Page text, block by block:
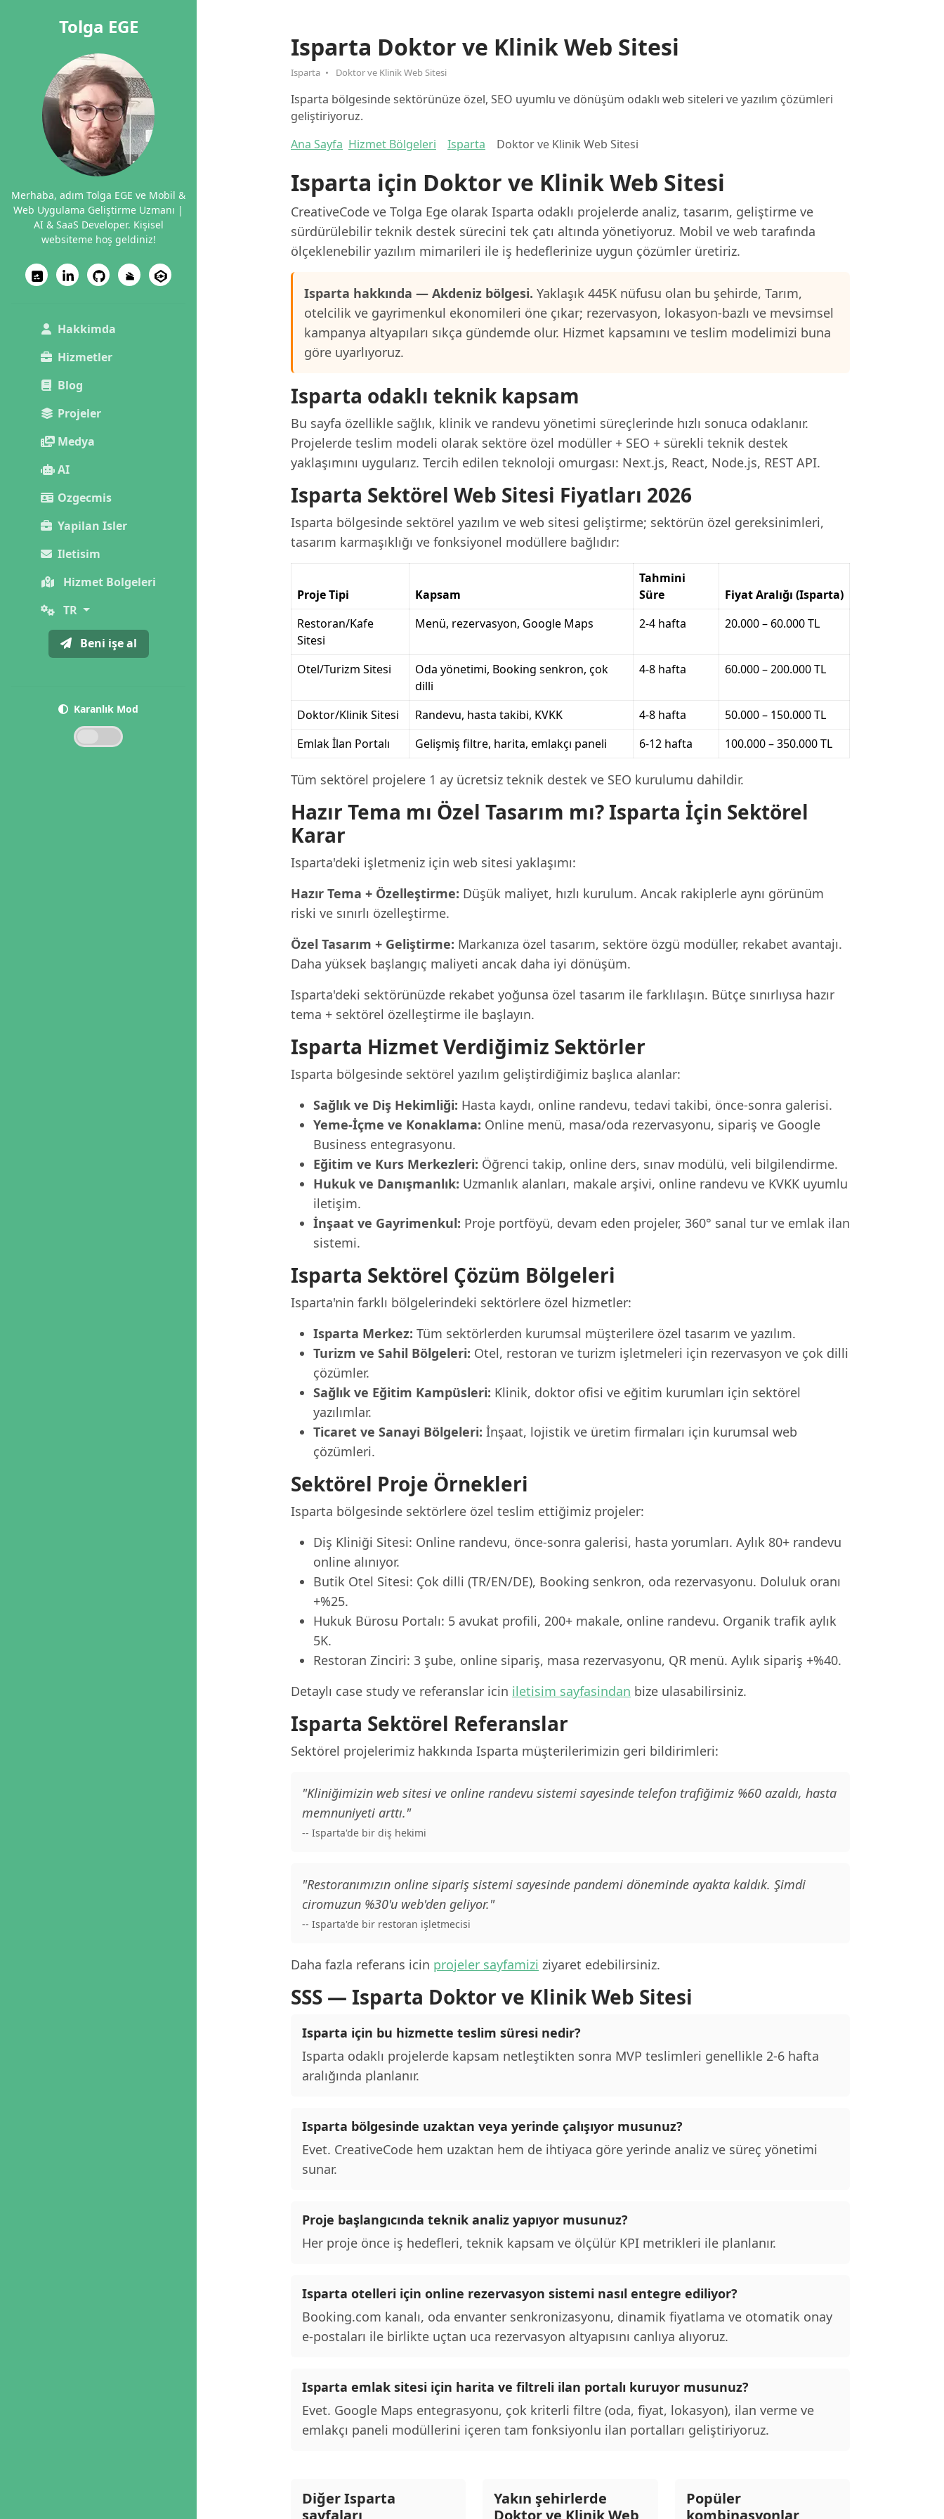
Tolga EGE
Merhaba, adım Tolga EGE ve Mobil &
Web Uygulama Geliştirme Uzmanı |
AI & SaaS Developer. Kişisel
websiteme hoş geldiniz!
Hakkimda
Hizmetler
Blog
Projeler
Medya
AI
Ozgecmis
Yapilan Isler
Iletisim
Hizmet Bolgeleri
TR
Beni işe al
Karanlık Mod
Isparta Doktor ve Klinik Web Sitesi
Isparta Doktor ve Klinik Web Sitesi
Isparta bölgesinde sektörünüze özel, SEO uyumlu ve dönüşüm odaklı web siteleri ve yazılım çözümleri
geliştiriyoruz.
Ana Sayfa Hizmet Bölgeleri Isparta Doktor ve Klinik Web Sitesi
Isparta için Doktor ve Klinik Web Sitesi
CreativeCode ve Tolga Ege olarak Isparta odaklı projelerde analiz, tasarım, geliştirme ve
sürdürülebilir teknik destek sürecini tek çatı altında yönetiyoruz. Mobil ve web tarafında
ölçeklenebilir yazılım mimarileri ile iş hedeflerinize uygun çözümler üretiriz.
Isparta hakkında — Akdeniz bölgesi. Yaklaşık 445K nüfusu olan bu şehirde, Tarım,
otelcilik ve gayrimenkul ekonomileri öne çıkar; rezervasyon, lokasyon-bazlı ve mevsimsel
kampanya altyapıları sıkça gündemde olur. Hizmet kapsamını ve teslim modelimizi buna
göre uyarlıyoruz.
Isparta odaklı teknik kapsam
Bu sayfa özellikle sağlık, klinik ve randevu yönetimi süreçlerinde hızlı sonuca odaklanır.
Projelerde teslim modeli olarak sektöre özel modüller + SEO + sürekli teknik destek
yaklaşımını uygularız. Tercih edilen teknoloji omurgası: Next.js, React, Node.js, REST API.
Isparta Sektörel Web Sitesi Fiyatları 2026
Isparta bölgesinde sektörel yazılım ve web sitesi geliştirme; sektörün özel gereksinimleri,
tasarım karmaşıklığı ve fonksiyonel modüllere bağlıdır:
Proje Tipi Kapsam
Tahmini
Süre
Fiyat Aralığı (Isparta)
Restoran/Kafe
Sitesi
Menü, rezervasyon, Google Maps 2-4 hafta 20.000 – 60.000 TL
Otel/Turizm Sitesi
Oda yönetimi, Booking senkron, çok
dilli
4-8 hafta 60.000 – 200.000 TL
Doktor/Klinik Sitesi Randevu, hasta takibi, KVKK 4-8 hafta
50.000 – 150.000 TL
Emlak İlan Portalı
Gelişmiş filtre, harita, emlakçı paneli 6-12 hafta 100.000 – 350.000 TL
Tüm sektörel projelere 1 ay ücretsiz teknik destek ve SEO kurulumu dahildir.
Hazır Tema mı Özel Tasarım mı? Isparta İçin Sektörel
Karar
Isparta'deki işletmeniz için web sitesi yaklaşımı:
Hazır Tema + Özelleştirme: Düşük maliyet, hızlı kurulum. Ancak rakiplerle aynı görünüm
riski ve sınırlı özelleştirme.
Özel Tasarım + Geliştirme: Markanıza özel tasarım, sektöre özgü modüller, rekabet avantajı.
Daha yüksek başlangıç maliyeti ancak daha iyi dönüşüm.
Isparta'deki sektörünüzde rekabet yoğunsa özel tasarım ile farklılaşın. Bütçe sınırlıysa hazır
tema + sektörel özelleştirme ile başlayın.
Isparta Hizmet Verdiğimiz Sektörler
Isparta bölgesinde sektörel yazılım geliştirdiğimiz başlıca alanlar:
Sağlık ve Diş Hekimliği: Hasta kaydı, online randevu, tedavi takibi, önce-sonra galerisi.
Yeme-İçme ve Konaklama: Online menü, masa/oda rezervasyonu, sipariş ve Google
Business entegrasyonu.
Eğitim ve Kurs Merkezleri: Öğrenci takip, online ders, sınav modülü, veli bilgilendirme.
Hukuk ve Danışmanlık: Uzmanlık alanları, makale arşivi, online randevu ve KVKK uyumlu
iletişim.
İnşaat ve Gayrimenkul: Proje portföyü, devam eden projeler, 360° sanal tur ve emlak ilan
sistemi.
Isparta Sektörel Çözüm Bölgeleri
Isparta'nin farklı bölgelerindeki sektörlere özel hizmetler:
Isparta Merkez: Tüm sektörlerden kurumsal müşterilere özel tasarım ve yazılım.
Turizm ve Sahil Bölgeleri: Otel, restoran ve turizm işletmeleri için rezervasyon ve çok dilli
çözümler.
Sağlık ve Eğitim Kampüsleri: Klinik, doktor ofisi ve eğitim kurumları için sektörel
yazılımlar.
Ticaret ve Sanayi Bölgeleri: İnşaat, lojistik ve üretim firmaları için kurumsal web
çözümleri.
Sektörel Proje Örnekleri
Isparta bölgesinde sektörlere özel teslim ettiğimiz projeler:
Diş Kliniği Sitesi: Online randevu, önce-sonra galerisi, hasta yorumları. Aylık 80+ randevu
online alınıyor.
Butik Otel Sitesi: Çok dilli (TR/EN/DE), Booking senkron, oda rezervasyonu. Doluluk oranı
+%25.
Hukuk Bürosu Portalı: 5 avukat profili, 200+ makale, online randevu. Organik trafik aylık
5K.
Restoran Zinciri: 3 şube, online sipariş, masa rezervasyonu, QR menü. Aylık sipariş +%40.
Detaylı case study ve referanslar icin iletisim sayfasindan bize ulasabilirsiniz.
Isparta Sektörel Referanslar
Sektörel projelerimiz hakkında Isparta müşterilerimizin geri bildirimleri:
"Kliniğimizin web sitesi ve online randevu sistemi sayesinde telefon trafiğimiz %60 azaldı, hasta
memnuniyeti arttı."
-- Isparta'de bir diş hekimi
"Restoranımızın online sipariş sistemi sayesinde pandemi döneminde ayakta kaldık. Şimdi
ciromuzun %30'u web'den geliyor."
-- Isparta'de bir restoran işletmecisi
Daha fazla referans icin projeler sayfamizi ziyaret edebilirsiniz.
SSS — Isparta Doktor ve Klinik Web Sitesi
Isparta için bu hizmette teslim süresi nedir?
Isparta odaklı projelerde kapsam netleştikten sonra MVP teslimleri genellikle 2-6 hafta
aralığında planlanır.
Isparta bölgesinde uzaktan veya yerinde çalışıyor musunuz?
Evet. CreativeCode hem uzaktan hem de ihtiyaca göre yerinde analiz ve süreç yönetimi
sunar.
Proje başlangıcında teknik analiz yapıyor musunuz?
Her proje önce iş hedefleri, teknik kapsam ve ölçülür KPI metrikleri ile planlanır.
Isparta otelleri için online rezervasyon sistemi nasıl entegre ediliyor?
Booking.com kanalı, oda envanter senkronizasyonu, dinamik fiyatlama ve otomatik onay
e-postaları ile birlikte uçtan uca rezervasyon altyapısını canlıya alıyoruz.
Isparta emlak sitesi için harita ve filtreli ilan portalı kuruyor musunuz?
Evet. Google Maps entegrasyonu, çok kriterli filtre (oda, fiyat, lokasyon), ilan verme ve
emlakçı paneli modüllerini içeren tam fonksiyonlu ilan portalları geliştiriyoruz.
Diğer Isparta
Yakın şehirlerde
Popüler